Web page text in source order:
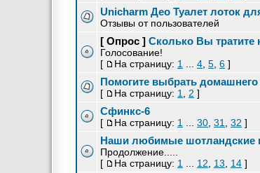
Unicharm Део Туалет лоток
Отзывы от пользователей
[ Опрос ] Сколько Вы
Голосование!
[
На страницу: 1 4 5 6 ]
Помогите выбрать
[ На страницу: 1 2 ]
Сфинкс-6
[ На страницу: 1 30 31 32 ]
Наши любимые шотландские
Продолжение.....
[
На страницу: 1 12 13 14 ]